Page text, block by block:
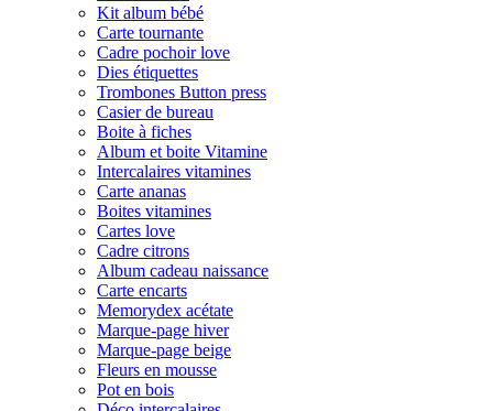
Kit album bébé
Carte tournante
Cadre pochoir love
Dies étiquettes
Trombones Button press
Casier de bureau
Boite à fiches
Album et boite Vitamine
Intercalaires vitamines
Carte ananas
Boites vitamines
Cartes love
Cadre citrons
Album cadeau naissance
Carte encarts
Memorydex acétate
Marque-page hiver
Marque-page beige
Fleurs en mousse
Pot en bois